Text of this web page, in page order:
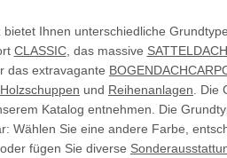
bietet Ihnen unterschiedliche
CLASSIC, das massive
das extravagante
Holzschuppen und Reihenanlagen .
Katalog entnehmen. Die
Wählen Sie eine andere Farbe,
fügen Sie diverse